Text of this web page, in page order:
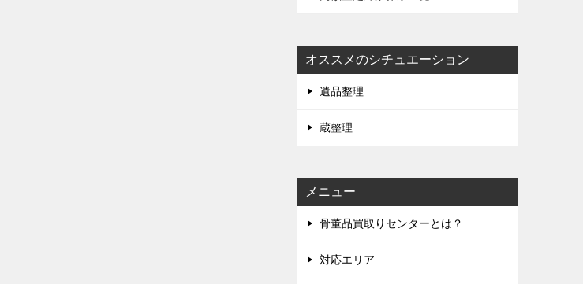
オススメのシチュエーション
遺品整理
蔵整理
メニュー
骨董品買取りセンターとは？
対応エリア